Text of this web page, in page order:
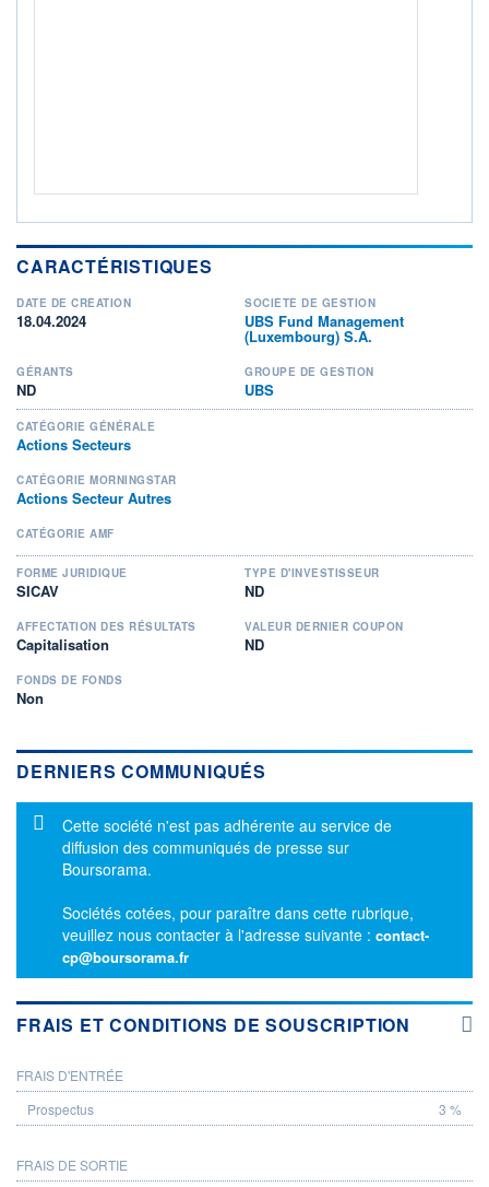
CARACTÉRISTIQUES
DATE DE CRÉATION
18.04.2024
SOCIÉTÉ DE GESTION
UBS Fund Management
(Luxembourg) S.A.
GÉRANTS
ND
GROUPE DE GESTION
UBS
CATÉGORIE GÉNÉRALE
Actions Secteurs
CATÉGORIE MORNINGSTAR
Actions Secteur Autres
CATÉGORIE AMF
FORME JURIDIQUE
SICAV
TYPE D'INVESTISSEUR
ND
AFFECTATION DES RÉSULTATS
Capitalisation
VALEUR DERNIER COUPON
ND
FONDS DE FONDS
Non
DERNIERS COMMUNIQUÉS
Message d'information
Cette société n'est pas adhérente au service de
diffusion des communiqués de presse sur
Boursorama.
Sociétés cotées, pour paraître dans cette rubrique,
veuillez nous contacter à l'adresse suivante : contact-
cp@boursorama.fr
FRAIS ET CONDITIONS DE SOUSCRIPTION
PROSPECTUS
FRAIS D'ENTRÉE
3 %
FRAIS DE SORTIE